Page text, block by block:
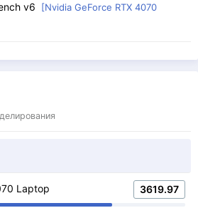
v6
[Nvidia GeForce RTX 4070
Laptop 3619.97